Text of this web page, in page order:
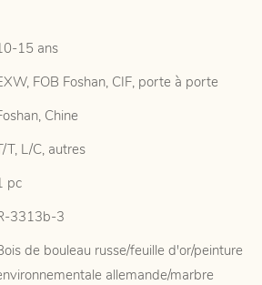
15 ans
FOB Foshan, CIF, porte à porte
Chine
T, L/C, autres
pc
3313b-3
de bouleau russe/feuille d'or/peinture
allemande/marbre